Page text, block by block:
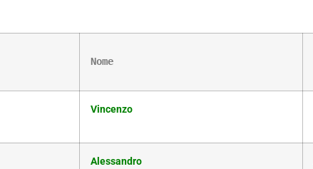
Nome
Vincenzo
Alessandro